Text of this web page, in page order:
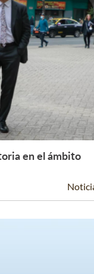
Leer Más +
en el ámbito